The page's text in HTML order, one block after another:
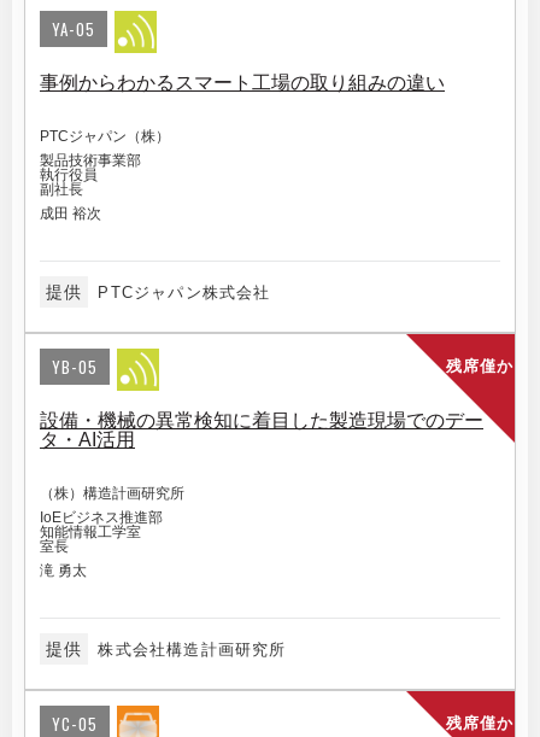
YA-05
事例からわかるスマート工場の取り組みの違い
PTCジャパン（株）
製品技術事業部
執行役員
副社長
成田 裕次
提供 PTCジャパン株式会社
残席僅か
YB-05
設備・機械の異常検知に着目した製造現場でのデー
タ・AI活用
（株）構造計画研究所
IoEビジネス推進部
知能情報工学室
室長
滝 勇太
提供 株式会社構造計画研究所
残席僅か
YC-05